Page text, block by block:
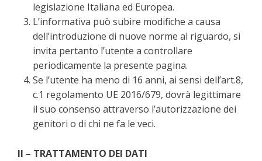
legislazione Italiana ed Europea.
L’informativa può subire modifiche a causa
dell’introduzione di nuove norme al riguardo, si
invita pertanto l’utente a controllare
periodicamente la presente pagina.
Se l’utente ha meno di 16 anni, ai sensi dell’art.8,
c.1 regolamento UE 2016/679, dovrà legittimare
il suo consenso attraverso l’autorizzazione dei
genitori o di chi ne fa le veci.
II – TRATTAMENTO DEI DATI